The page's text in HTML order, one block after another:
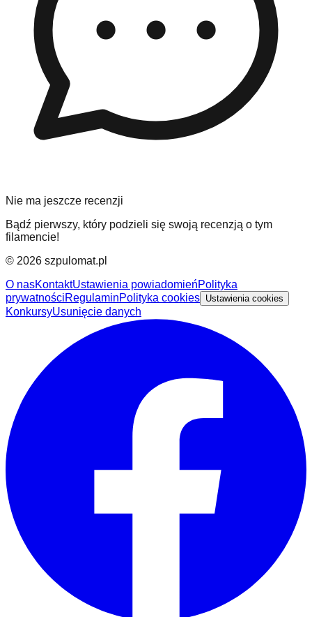
Nie ma jeszcze recenzji
Bądź pierwszy, który podzieli się swoją recenzją o tym
filamencie!
© 2026 szpulomat.pl
O nasKontaktUstawienia powiadomieńPolityka
prywatnościRegulaminPolityka cookies Ustawienia cookies
KonkursyUsunięcie danych